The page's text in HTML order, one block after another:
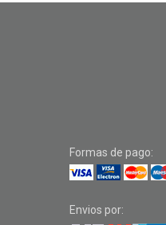
Formas de pago:
Envios por: